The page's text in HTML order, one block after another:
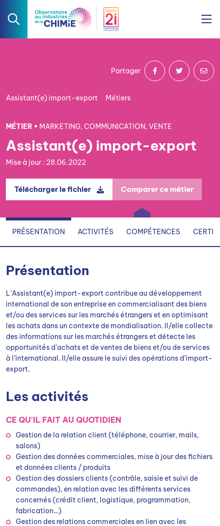
Assistant(e) import-export Métiers
MÉTIER • MARKETING, COMMUNICATION, VENTE
Assistant(e) import-export
Mise à jour : 28.06.2022
Télécharger le fichier Comparer ce métier
Partager
PRÉSENTATION ACTIVITÉS COMPÉTENCES
Présentation
L’Assistant(e) import-export contribue au développement
international de son entreprise en commercialisant des biens
et/ou des services sur les marchés étrangers et en optimisant
les achats dans un contexte de mondialisation. Il/elle collecte
des informations sur les marchés étrangers et détecte les
opportunités d’achats et de ventes de biens et/ou de services
à l’international. Il/elle assure le suivi des opérations d’import-
export.
Les activités
CE QU'IL FAIT AU QUOTIDIEN
Gestion de la relation client (téléphone, courrier, mails,
salons)
Gestion des données commerciales, mise à jour des fichiers
et données clients / produits
Gestion des dossiers clients (contrôle, saisie et suivi de
commandes), en relation avec les différents services
concernés (crédit client, logistique, programmation,
fabrication…)
Gestion des relations commerciales en lien avec les